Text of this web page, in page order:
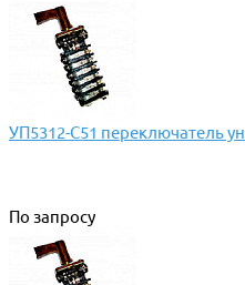
УП5312-С51 переключатель
По запросу